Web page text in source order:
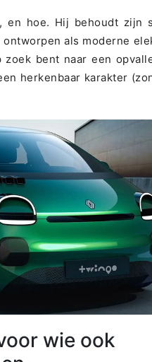
en hoe. Hij behoudt zijn
als moderne
bent naar een
herkenbaar karakter
wie ook